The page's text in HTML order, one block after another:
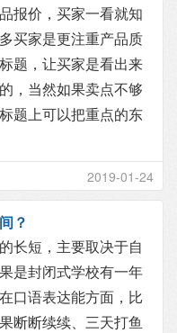
报价，买家一看就知
买家是更注重产品质
题，让买家是看出来
，当然如果卖点不够
题上可以把重点的东
2019-01-24
？
长短，主要取决于自
是封闭式学校有一年
口语表达能方面，比
断断续续、三天打鱼